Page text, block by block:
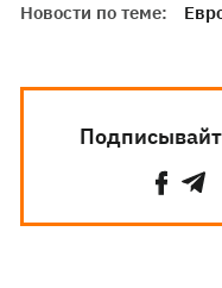
Новости по теме: